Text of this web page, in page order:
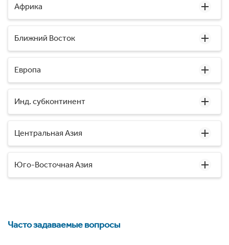
Африка
Ближний Восток
Европа
Инд. субконтинент
Центральная Азия
Юго-Восточная Азия
Часто задаваемые вопросы